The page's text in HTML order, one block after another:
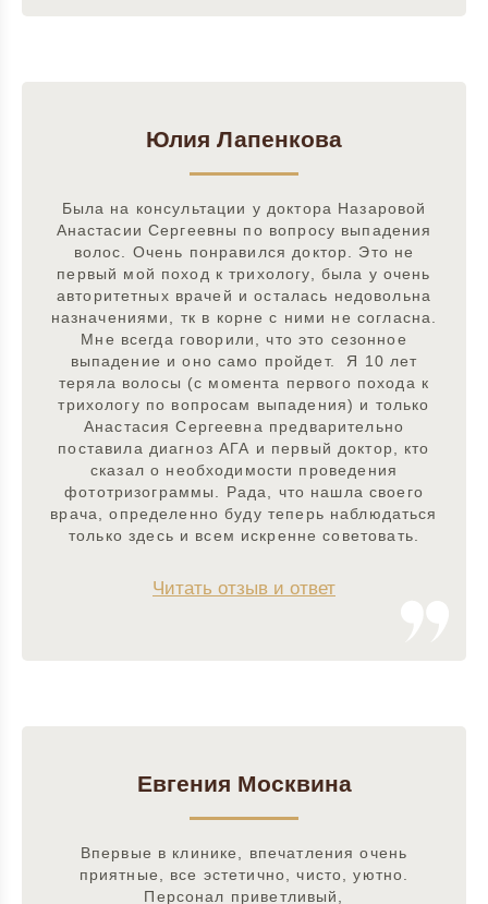
Юлия Лапенкова
Была на консультации у доктора Назаровой
Анастасии Сергеевны по вопросу выпадения
волос. Очень понравился доктор. Это не
первый мой поход к трихологу, была у очень
авторитетных врачей и осталась недовольна
назначениями, тк в корне с ними не согласна.
Мне всегда говорили, что это сезонное
выпадение и оно само пройдет. Я 10 лет
теряла волосы (с момента первого похода к
трихологу по вопросам выпадения) и только
Анастасия Сергеевна предварительно
поставила диагноз АГА и первый доктор, кто
сказал о необходимости проведения
фототризограммы. Рада, что нашла своего
врача, определенно буду теперь наблюдаться
только здесь и всем искренне советовать.
Читать отзыв и ответ
Евгения Москвина
Впервые в клинике, впечатления очень
приятные, все эстетично, чисто, уютно.
Персонал приветливый,